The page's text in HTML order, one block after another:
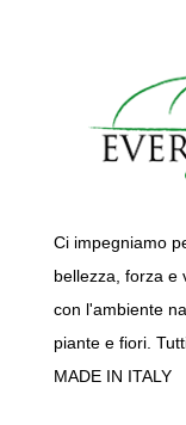
Ci impegniamo
bellezza, forza e
con l'ambiente
piante e fiori.
MADE IN ITALY